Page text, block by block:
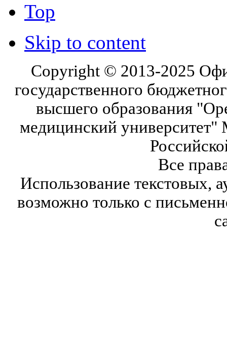
Top
Skip to content
Copyright © 2013-2025
государственного
высшего образования
медицинский университет"
Все
Использование текстовых,
возможно только с